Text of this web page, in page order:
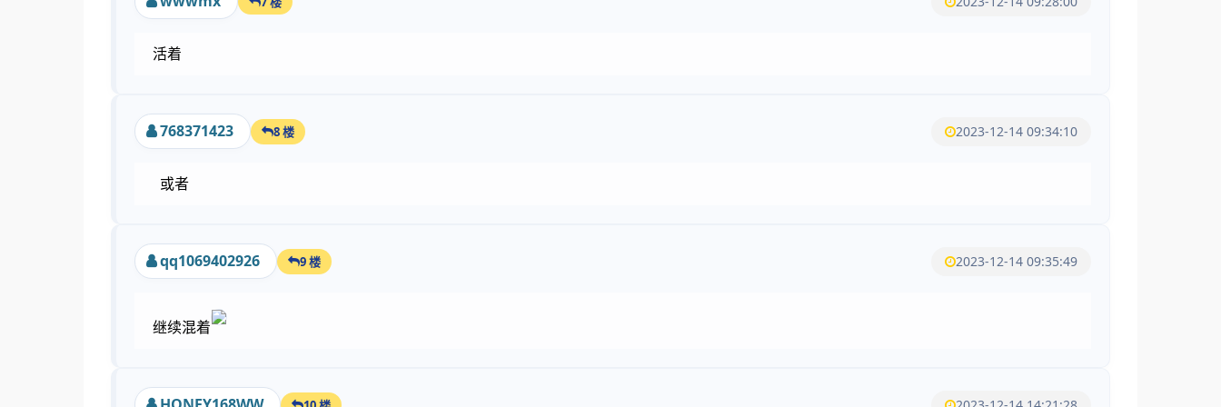
活着
768371423 8 楼 2023-12-14 09:34:10
或者
qq1069402926 9 楼 2023-12-14 09:35:49
继续混着